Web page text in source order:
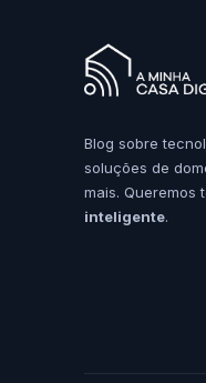
Blog sobre
soluções de
mais. Queremos
inteligente.